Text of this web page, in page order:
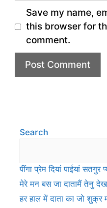
Save my name,
this browser for
comment.
Search
पींगा प्रेम दियां पाईयां सतगुर
मेरे मन बस जा दातामैं तेनु
हर हाल में दाता का जो शुक्र